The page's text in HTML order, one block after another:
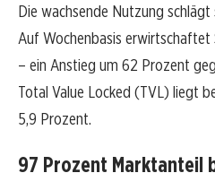
Die wachsende Nutzung schlägt
Auf Wochenbasis erwirtschaftet
– ein Anstieg um 62 Prozent
Total Value Locked (TVL) liegt
5,9 Prozent.
97 Prozent Marktanteil